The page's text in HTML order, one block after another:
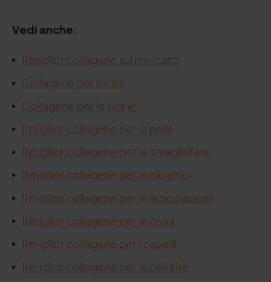
Vedi anche:
Il miglior collagene sul mercato
Collagene per il viso
Collagene per le rughe
Il miglior collagene per la pelle
Il miglior collagene per le smagliature
Il miglior collagene per le cicatrici
Il miglior collagene per le articolazioni
Il miglior collagene per le ossa
Il miglior collagene per i capelli
Il miglior collagene per la cellulite